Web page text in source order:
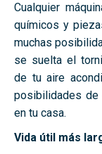
Cualquier
químicos y
muchas
se suelta el
de tu aire
posibilidades
en tu casa.
Vida útil más